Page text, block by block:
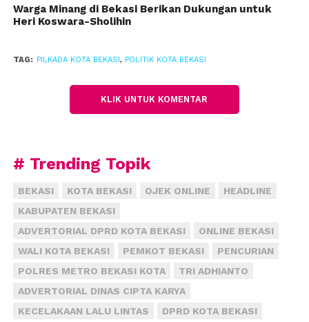
akan menjadi pertimbangan partai untuk
menugaskannya atau tidak dalam kancah Pilkada
Ia mengaku menjalin komunikasi yang cukup baik
PAN pasti berkoalisi dengan partai lain, karena
jumlah kursi di lembaga legislatif setempat hanya 4.
“Saya serahkan kepada tim pilkada DPD pan saja
Secara pribadi, jika diperintahkan partai, Lucky
mengaku ingin menjadi calon wali kota. Tapi,
melihat PAN memiliki 4 kursi maka itu akan lebih
Warga Minang di Bekasi Berikan Dukungan untuk
Heri Koswara-Sholihin
TAG: PILKADA KOTA BEKASI , POLITIK KOTA BEKASI
KLIK UNTUK KOMENTAR
# Trending Topik
BEKASI KOTA BEKASI OJEK ONLINE
HEADLINE
KABUPATEN BEKASI
ADVERTORIAL DPRD KOTA BEKASI
ONLINE BEKASI
WALI KOTA BEKASI
PEMKOT BEKASI
PENCURIAN
POLRES METRO BEKASI KOTA
TRI ADHIANTO
ADVERTORIAL DINAS CIPTA KARYA
KECELAKAAN LALU LINTAS
DPRD KOTA BEKASI